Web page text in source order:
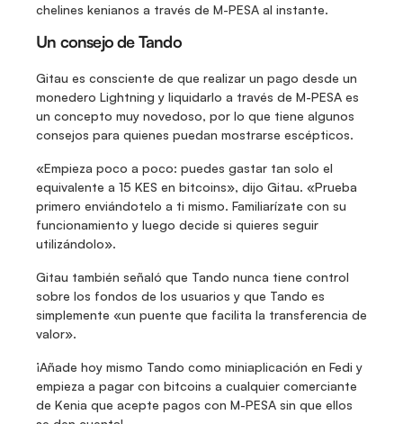
chelines kenianos a través de M-PESA al instante.
Un consejo de Tando
Gitau es consciente de que realizar un pago desde un
monedero Lightning y liquidarlo a través de M-PESA es
un concepto muy novedoso, por lo que tiene algunos
consejos para quienes puedan mostrarse escépticos.
«Empieza poco a poco: puedes gastar tan solo el
equivalente a 15 KES en bitcoins», dijo Gitau. «Prueba
primero enviándotelo a ti mismo. Familiarízate con su
funcionamiento y luego decide si quieres seguir
utilizándolo».
Gitau también señaló que Tando nunca tiene control
sobre los fondos de los usuarios y que Tando es
simplemente «un puente que facilita la transferencia de
valor».
¡Añade hoy mismo Tando como miniaplicación en Fedi y
empieza a pagar con bitcoins a cualquier comerciante
de Kenia que acepte pagos con M-PESA sin que ellos